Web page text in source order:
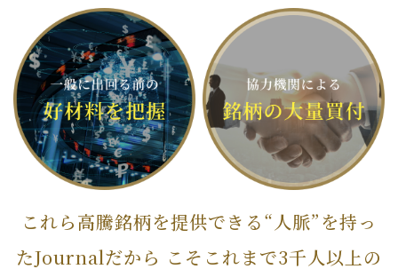
これら高騰銘柄を提供できる“人脈”を持っ
たJournalだから こそこれまで3千人以上の